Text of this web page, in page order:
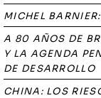
MICHEL
A 80 AÑOS DE
Y LA AGENDA
DE DESARROLLO
CHINA: LOS